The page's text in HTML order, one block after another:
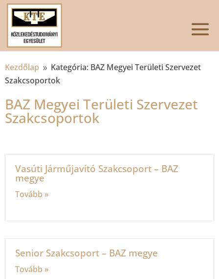
Kezdőlap 9 Kategória: BAZ Megyei Területi Szervezet
Szakcsoportok
BAZ Megyei Területi Szervezet
Szakcsoportok
Vasúti Járműjavító Szakcsoport – BAZ
megye
Tovább »
Senior Szakcsoport – BAZ megye
Tovább »